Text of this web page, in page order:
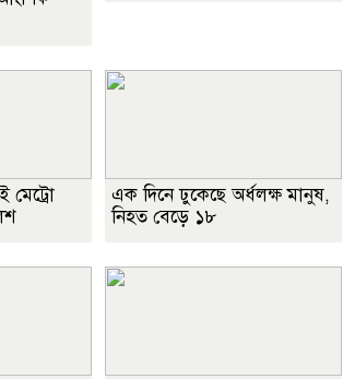
মেট্রো
এক দিনে ঢুকেছে অর্ধলক্ষ মানুষ,
নিহত বেড়ে ১৮